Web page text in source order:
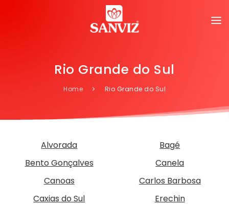
Rio Grande do Sul
Home Rio Grande do Sul
Alvorada
Bagé
Bento Gonçalves
Canela
Canoas
Carlos Barbosa
Caxias do Sul
Erechin